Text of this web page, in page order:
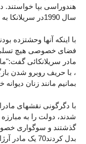
سال 1990در سریلانکا به حرکت در آمدند.
با اینکه آنها وحشتزده
فضای خصوصی هیچ تسلی
مادر سریلانکائی
، با حریف روبرو شدن
بمانیم مانند زنان دیوانه
با دگرگونی نقشهای
شدند، دولت را به
گذشتند و سوگواری
بدل کردند70